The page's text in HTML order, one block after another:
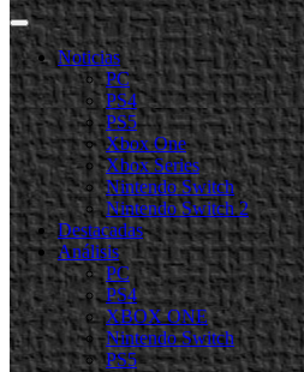
Noticias
PC
PS4
PS5
Xbox One
Xbox Series
Nintendo Switch
Nintendo Switch 2
Destacadas
Análisis
PC
PS4
XBOX ONE
Nintendo Switch
PS5